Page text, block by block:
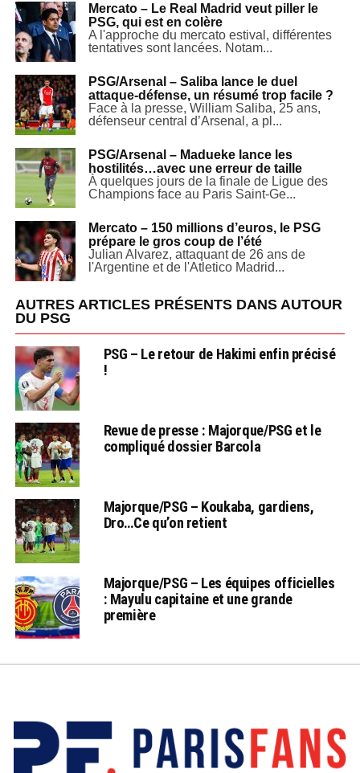
Mercato – Le Real Madrid veut piller le
PSG, qui est en colère
A l'approche du mercato estival, différentes
tentatives sont lancées. Notam...
PSG/Arsenal – Saliba lance le duel
attaque-défense, un résumé trop facile ?
Face à la presse, William Saliba, 25 ans,
défenseur central d’Arsenal, a pl...
PSG/Arsenal – Madueke lance les
hostilités…avec une erreur de taille
À quelques jours de la finale de Ligue des
Champions face au Paris Saint-Ge...
Mercato – 150 millions d’euros, le PSG
prépare le gros coup de l’été
Julian Alvarez, attaquant de 26 ans de
l'Argentine et de l'Atletico Madrid...
AUTRES ARTICLES PRÉSENTS DANS AUTOUR
DU PSG
PSG – Le retour de Hakimi enfin précisé
!
Revue de presse : Majorque/PSG et le
compliqué dossier Barcola
Majorque/PSG – Koukaba, gardiens,
Dro…Ce qu’on retient
Majorque/PSG – Les équipes officielles
: Mayulu capitaine et une grande
première